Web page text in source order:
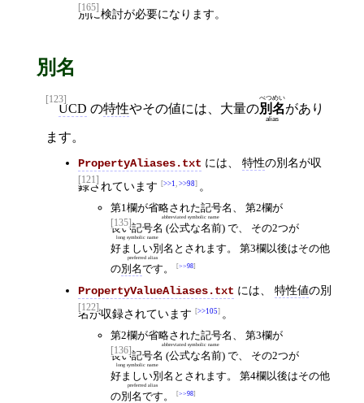
[165]
別に検討が必要になります。
別名
[123]
UCD の特性やその値には、大量の別
べつ
名
めい
alias
があり
ます。
[121]
PropertyAliases.txt には、 特性の別名が収
録されています
>>1 >>98 。
[135]
第1欄が省略された記号名
abbreviated symbolic name
、 第2欄が
長い記号名
long symbolic name
(公式な名前) で、 その2つが
好ましい別名
preferred alias
とされます。 第3欄以後はその他
の別名です。 >>98
[122]
PropertyValueAliases.txt には、 特性値の別
名が収録されています
>>105 。
[136]
第2欄が省略された記号名
abbreviated symbolic name
、 第3欄が
長い記号名
long symbolic name
(公式な名前) で、 その2つが
好ましい別名
preferred alias
とされます。 第4欄以後はその他
の別名です。 >>98